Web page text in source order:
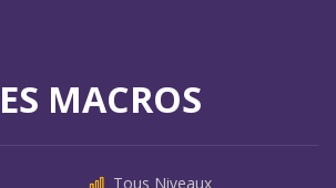
MACROS
Tous Niveaux